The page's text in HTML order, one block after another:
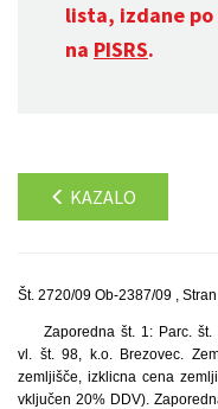
lista, izdane
na PISRS.
KAZALO
Št. 2720/09 Ob-2387/09 ,
Zaporedna št. 1: Parc.
vl. št. 98, k.o. Brezovec.
zemljišče, izklicna cena
vključen 20% DDV).